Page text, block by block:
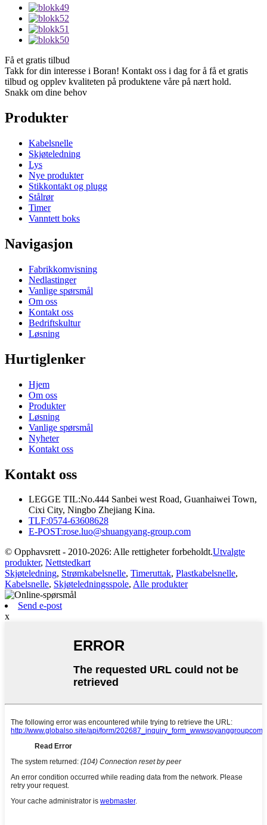
Få et gratis tilbud
Takk for din interesse i Boran! Kontakt oss i dag for å få et gratis
tilbud og opplev kvaliteten på produktene våre på nært hold.
Snakk om dine behov
Produkter
Kabelsnelle
Skjøteledning
Lys
Nye produkter
Stikkontakt og plugg
Stålrør
Timer
Vanntett boks
Navigasjon
Fabrikkomvisning
Nedlastinger
Vanlige spørsmål
Om oss
Kontakt oss
Bedriftskultur
Løsning
Hurtiglenker
Hjem
Om oss
Produkter
Løsning
Vanlige spørsmål
Nyheter
Kontakt oss
Kontakt oss
LEGGE TIL:No.444 Sanbei west Road, Guanhaiwei Town,
Cixi City, Ningbo Zhejiang Kina.
TLF:0574-63608628
E-POST:rose.luo@shuangyang-group.com
© Opphavsrett - 2010-2026: Alle rettigheter forbeholdt.Utvalgte
produkter, Nettstedkart
Skjøteledning, Strømkabelsnelle, Timeruttak, Plastkabelsnelle,
Kabelsnelle, Skjøteledningsspole, Alle produkter
Send e-post
x